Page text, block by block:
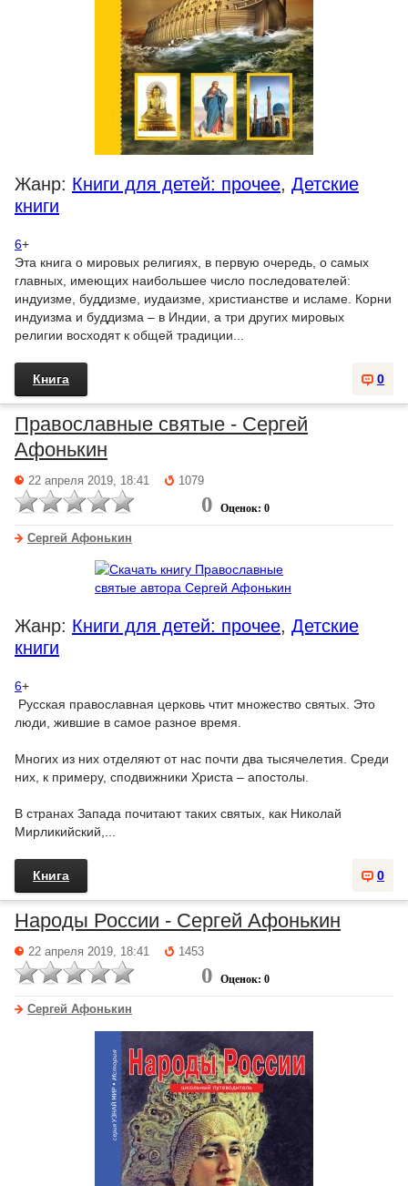
Жанр: Книги для детей: прочее, Детские
книги
6+
Эта книга о мировых религиях, в первую очередь, о самых
главных, имеющих наибольшее число последователей:
индуизме, буддизме, иудаизме, христианстве и исламе. Корни
индуизма и буддизма – в Индии, а три других мировых
религии восходят к общей традиции...
0
Книга
Православные святые - Сергей
Афонькин
22 апреля 2019, 18:41 1079
0 Оценок: 0
Сергей Афонькин
Жанр: Книги для детей: прочее, Детские
книги
6+
Русская православная церковь чтит множество святых. Это
люди, жившие в самое разное время.
Многих из них отделяют от нас почти два тысячелетия. Среди
них, к примеру, сподвижники Христа – апостолы.
В странах Запада почитают таких святых, как Николай
Мирликийский,...
0
Книга
Народы России - Сергей Афонькин
22 апреля 2019, 18:41 1453
0 Оценок: 0
Сергей Афонькин